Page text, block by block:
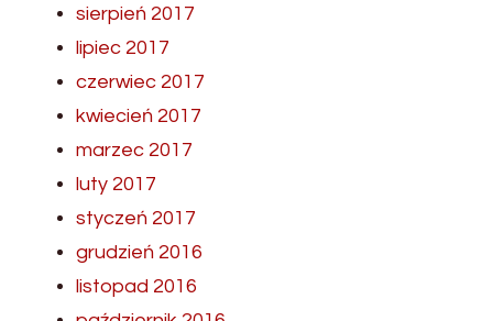
sierpień 2017
lipiec 2017
czerwiec 2017
kwiecień 2017
marzec 2017
luty 2017
styczeń 2017
grudzień 2016
listopad 2016